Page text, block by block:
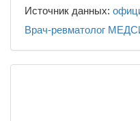
Источник данных:
Врач-ревматолог